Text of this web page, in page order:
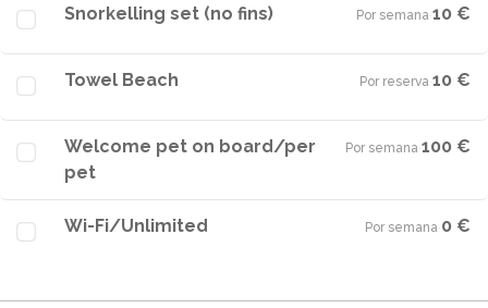
Snorkelling set (no fins) Por semana·10 €
Towel Beach Por reserva·10 €
Welcome pet on board/per
pet
Por semana·100 €
Wi-Fi/Unlimited Por semana·0 €